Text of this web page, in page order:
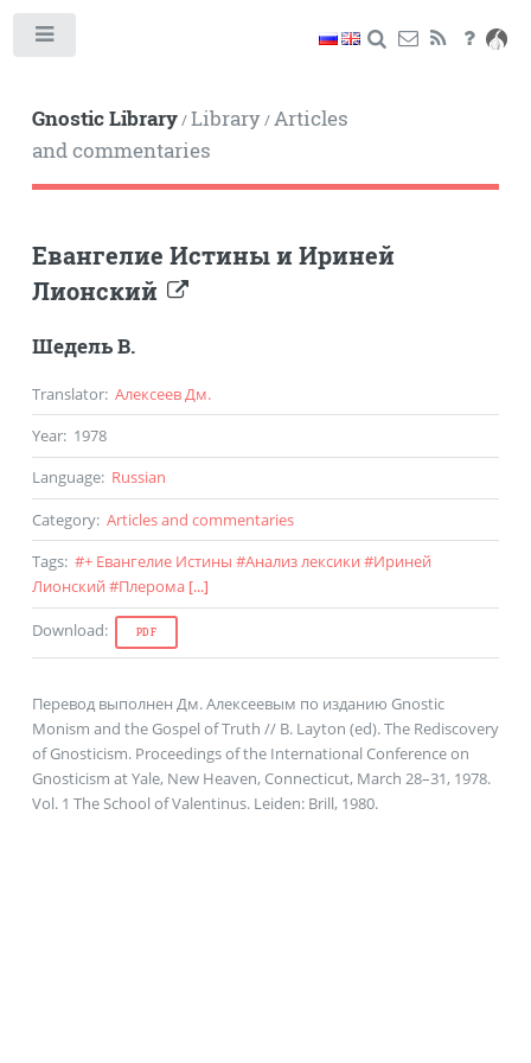
Gnostic Library/Library/Articles
and commentaries
Евангелие Истины и Ириней
Лионский
Шедель В.
Translator: Алексеев Дм.
Year: 1978
Language: Russian
Category: Articles and commentaries
Tags: #+ Евангелие Истины #Анализ лексики #Ириней
Лионский #Плерома [...]
Download: PDF
Перевод выполнен Дм. Алексеевым по изданию Gnostic
Monism and the Gospel of Truth // B. Layton (ed). The Rediscovery
of Gnosticism. Proceedings of the International Conference on
Gnosticism at Yale, New Heaven, Connecticut, March 28–31, 1978.
Vol. 1 The School of Valentinus. Leiden: Brill, 1980.